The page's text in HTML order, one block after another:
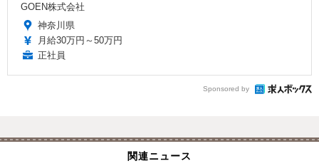
GOEN株式会社
神奈川県
月給30万円～50万円
正社員
Sponsored by
関連ニュース